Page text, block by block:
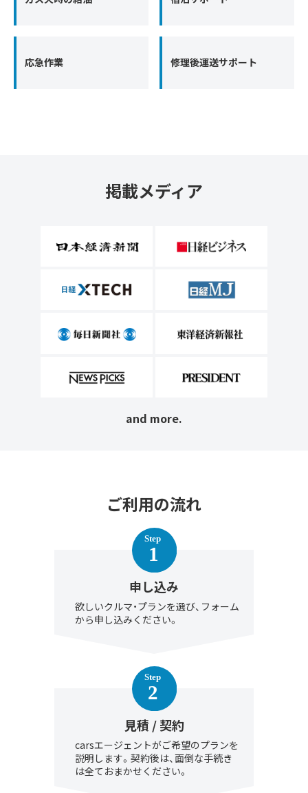
応急作業 修理後運送サポート
掲載メディア
and more.
ご利用の流れ
申し込み
欲しいクルマ・プランを選び、フォーム
から申し込みください。
見積 / 契約
carsエージェントがご希望のプランを
説明します。契約後は、面倒な手続き
は全ておまかせください。